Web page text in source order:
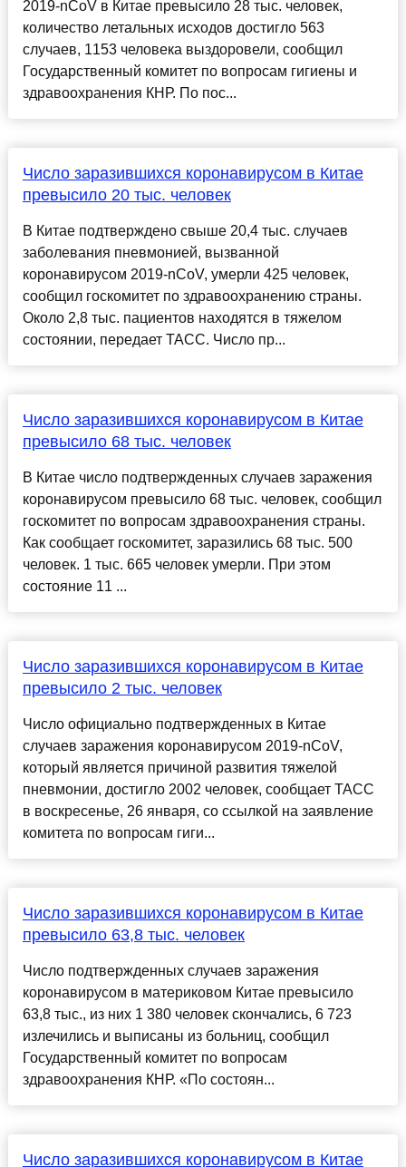
2019-nCoV в Китае превысило 28 тыс. человек,
количество летальных исходов достигло 563
случаев, 1153 человека выздоровели, сообщил
Государственный комитет по вопросам гигиены и
здравоохранения КНР. По пос...
Число заразившихся коронавирусом в Китае
превысило 20 тыс. человек
В Китае подтверждено свыше 20,4 тыс. случаев
заболевания пневмонией, вызванной
коронавирусом 2019-nCoV, умерли 425 человек,
сообщил госкомитет по здравоохранению страны.
Около 2,8 тыс. пациентов находятся в тяжелом
состоянии, передает ТАСС. Число пр...
Число заразившихся коронавирусом в Китае
превысило 68 тыс. человек
В Китае число подтвержденных случаев заражения
коронавирусом превысило 68 тыс. человек, сообщил
госкомитет по вопросам здравоохранения страны.
Как сообщает госкомитет, заразились 68 тыс. 500
человек. 1 тыс. 665 человек умерли. При этом
состояние 11 ...
Число заразившихся коронавирусом в Китае
превысило 2 тыс. человек
Число официально подтвержденных в Китае
случаев заражения коронавирусом 2019-nCoV,
который является причиной развития тяжелой
пневмонии, достигло 2002 человек, сообщает ТАСС
в воскресенье, 26 января, со ссылкой на заявление
комитета по вопросам гиги...
Число заразившихся коронавирусом в Китае
превысило 63,8 тыс. человек
Число подтвержденных случаев заражения
коронавирусом в материковом Китае превысило
63,8 тыс., из них 1 380 человек скончались, 6 723
излечились и выписаны из больниц, сообщил
Государственный комитет по вопросам
здравоохранения КНР. «По состоян...
Число заразившихся коронавирусом в Китае